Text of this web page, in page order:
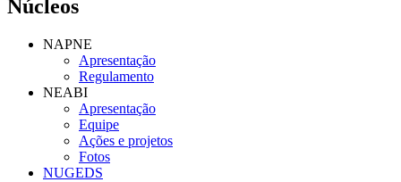
Núcleos
NAPNE
Apresentação
Regulamento
NEABI
Apresentação
Equipe
Ações e projetos
Fotos
NUGEDS